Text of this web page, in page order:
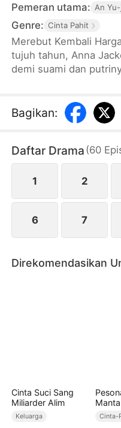
Pemeran utama: An
Genre: Cinta Pahit
Merebut Kembali
tujuh tahun, Anna
demi suami dan
menyadari bahwa
adiknya sendiri
Keluarga Salim, dan
harga diri serta hidup
Bagikan:
Daftar Drama (60
1 2
6 7
Direkomendasikan
Cinta Suci Sang
Miliarder Alim
Keluarga Cinta-